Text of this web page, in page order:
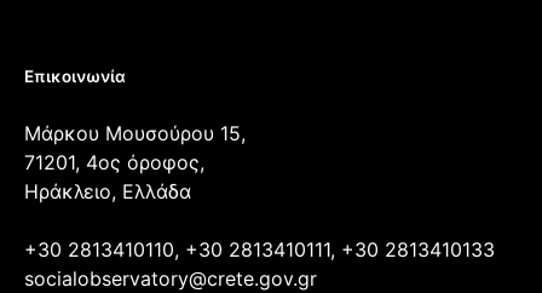
Επικοινωνία
Μάρκου Μουσούρου 15,
71201, 4ος όροφος,
Ηράκλειο, Ελλάδα
+30 2813410110, +30 2813410111, +30 2813410133
socialobservatory@crete.gov.gr